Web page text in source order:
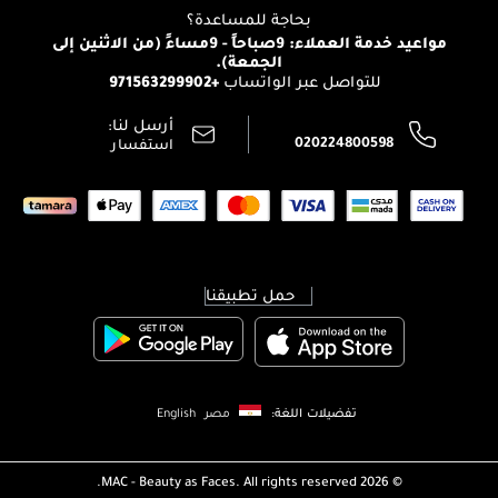
الإرجاع
الوظائف
الشروط و الأحكام
بحاجة للمساعدة؟
مواعيد خدمة العملاء: 9صباحاً - 9مساءً (من الاثنين إلى
الجمعة).
للتواصل عبر الواتساب+971563299902
020224800598
أرسل لنا:
استفسار
حمل تطبيقنا
تفضيلات اللغة: مصر English
2026 ©
MAC - Beauty as Faces. All rights reserved.